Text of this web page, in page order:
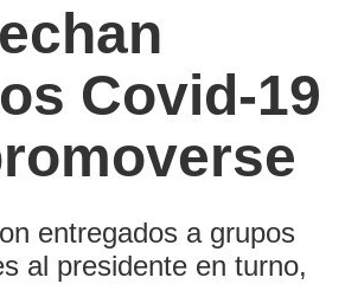
Covid-19
entregados a grupos
al presidente en turno,